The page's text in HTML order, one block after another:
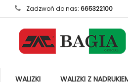
Zadzwoń do nas: 665322100
WALIZKI WALIZKI Z